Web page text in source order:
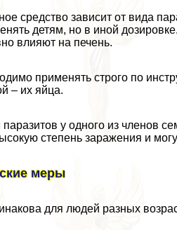
средство зависит от вида
детям, но в иной
влияют на печень.
применять строго по
– их яйца.
у одного из члeнов
степень заражения и
меры
для людей разных